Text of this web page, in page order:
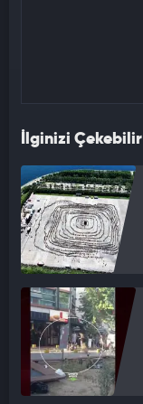
İlginizi Çekebilir